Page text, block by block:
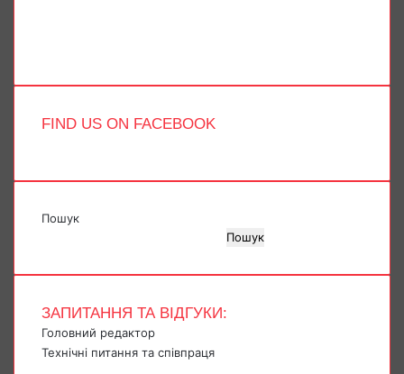
FIND US ON FACEBOOK
Пошук
Пошук
ЗАПИТАННЯ ТА ВІДГУКИ:
Головний редактор
Технічні питання та співпраця